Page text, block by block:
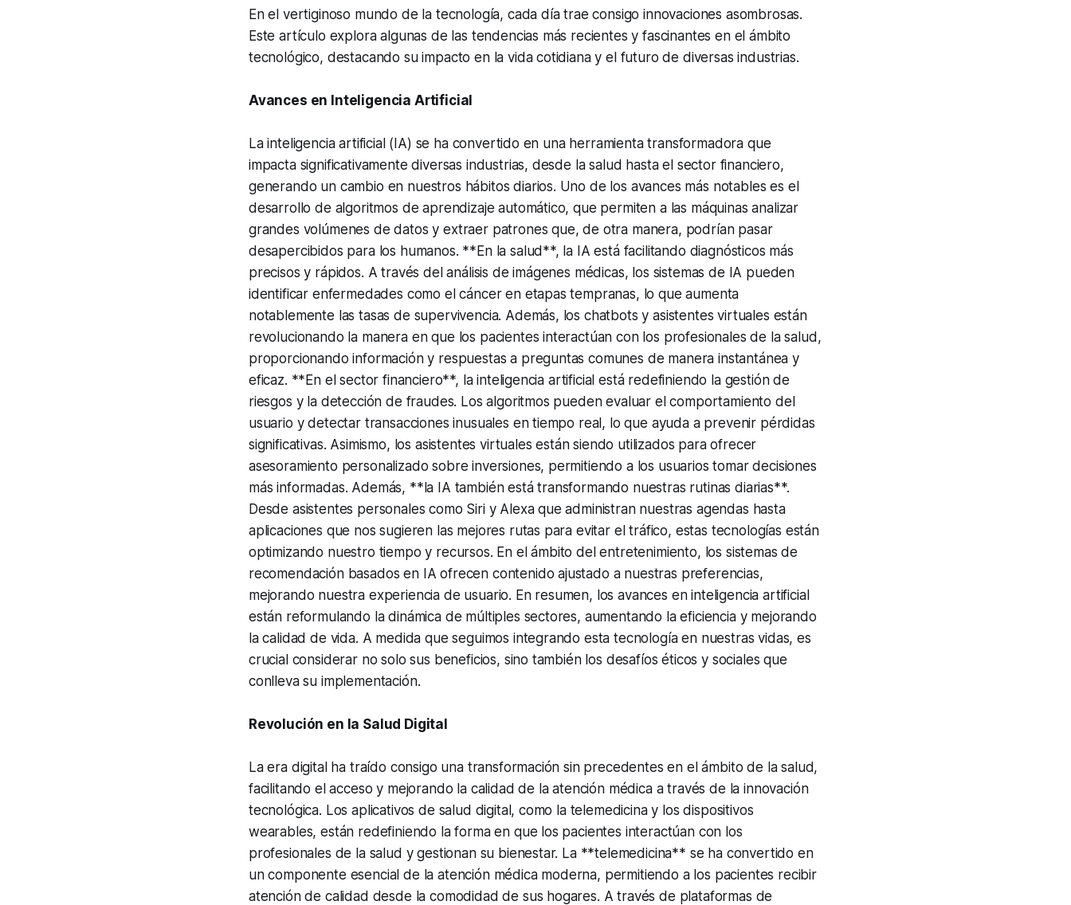
En el vertiginoso mundo de la tecnología, cada día trae consigo innovaciones asombrosas.
Este artículo explora algunas de las tendencias más recientes y fascinantes en el ámbito
tecnológico, destacando su impacto en la vida cotidiana y el futuro de diversas industrias.
Avances en Inteligencia Artificial
La inteligencia artificial (IA) se ha convertido en una herramienta transformadora que
impacta significativamente diversas industrias, desde la salud hasta el sector financiero,
generando un cambio en nuestros hábitos diarios. Uno de los avances más notables es el
desarrollo de algoritmos de aprendizaje automático, que permiten a las máquinas analizar
grandes volúmenes de datos y extraer patrones que, de otra manera, podrían pasar
desapercibidos para los humanos. **En la salud**, la IA está facilitando diagnósticos más
precisos y rápidos. A través del análisis de imágenes médicas, los sistemas de IA pueden
identificar enfermedades como el cáncer en etapas tempranas, lo que aumenta
notablemente las tasas de supervivencia. Además, los chatbots y asistentes virtuales están
revolucionando la manera en que los pacientes interactúan con los profesionales de la salud,
proporcionando información y respuestas a preguntas comunes de manera instantánea y
eficaz. **En el sector financiero**, la inteligencia artificial está redefiniendo la gestión de
riesgos y la detección de fraudes. Los algoritmos pueden evaluar el comportamiento del
usuario y detectar transacciones inusuales en tiempo real, lo que ayuda a prevenir pérdidas
significativas. Asimismo, los asistentes virtuales están siendo utilizados para ofrecer
asesoramiento personalizado sobre inversiones, permitiendo a los usuarios tomar decisiones
más informadas. Además, **la IA también está transformando nuestras rutinas diarias**.
Desde asistentes personales como Siri y Alexa que administran nuestras agendas hasta
aplicaciones que nos sugieren las mejores rutas para evitar el tráfico, estas tecnologías están
optimizando nuestro tiempo y recursos. En el ámbito del entretenimiento, los sistemas de
recomendación basados en IA ofrecen contenido ajustado a nuestras preferencias,
mejorando nuestra experiencia de usuario. En resumen, los avances en inteligencia artificial
están reformulando la dinámica de múltiples sectores, aumentando la eficiencia y mejorando
la calidad de vida. A medida que seguimos integrando esta tecnología en nuestras vidas, es
crucial considerar no solo sus beneficios, sino también los desafíos éticos y sociales que
conlleva su implementación.
Revolución en la Salud Digital
La era digital ha traído consigo una transformación sin precedentes en el ámbito de la salud,
facilitando el acceso y mejorando la calidad de la atención médica a través de la innovación
tecnológica. Los aplicativos de salud digital, como la telemedicina y los dispositivos
wearables, están redefiniendo la forma en que los pacientes interactúan con los
profesionales de la salud y gestionan su bienestar. La **telemedicina** se ha convertido en
un componente esencial de la atención médica moderna, permitiendo a los pacientes recibir
atención de calidad desde la comodidad de sus hogares. A través de plataformas de